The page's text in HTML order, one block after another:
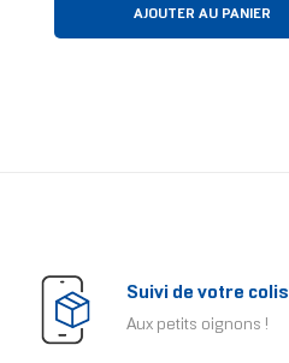
AJOUTER AU PANIER
Suivi de votre colis
Aux petits oignons !